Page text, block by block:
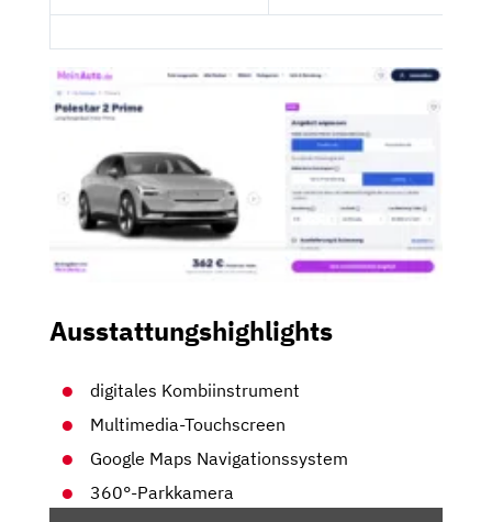
Ausstattungshighlights
digitales Kombiinstrument
Multimedia-Touchscreen
Google Maps Navigationssystem
360°-Parkkamera